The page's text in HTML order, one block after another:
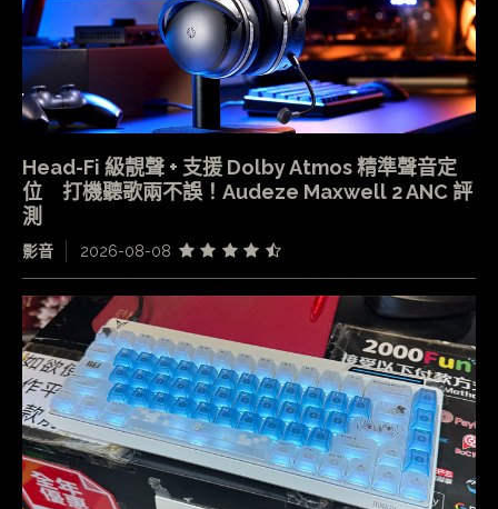
Head-Fi 級靚聲 + 支援 Dolby Atmos 精準聲音定
位 打機聽歌兩不誤！Audeze Maxwell 2 ANC 評
測
影音 2026-08-08